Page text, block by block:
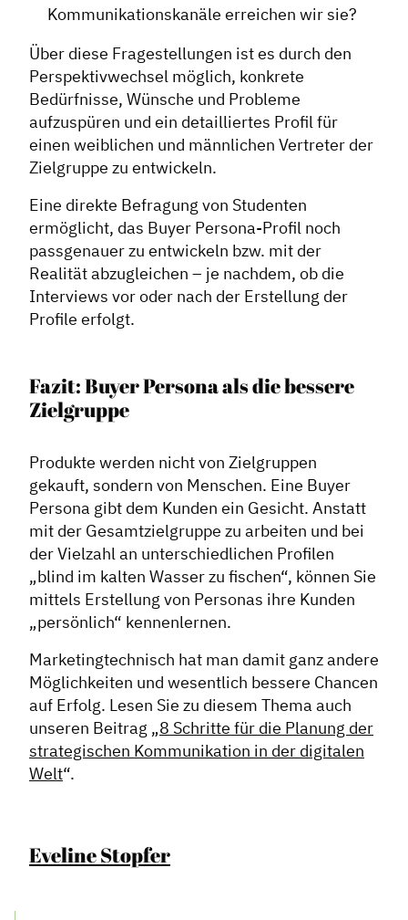
Kommunikationskanäle erreichen wir sie?
Über diese Fragestellungen ist es durch den
Perspektivwechsel möglich, konkrete
Bedürfnisse, Wünsche und Probleme
aufzuspüren und ein detailliertes Profil für
einen weiblichen und männlichen Vertreter der
Zielgruppe zu entwickeln.
Eine direkte Befragung von Studenten
ermöglicht, das Buyer Persona-Profil noch
passgenauer zu entwickeln bzw. mit der
Realität abzugleichen – je nachdem, ob die
Interviews vor oder nach der Erstellung der
Profile erfolgt.
Fazit: Buyer Persona als die bessere
Zielgruppe
Produkte werden nicht von Zielgruppen
gekauft, sondern von Menschen. Eine Buyer
Persona gibt dem Kunden ein Gesicht. Anstatt
mit der Gesamtzielgruppe zu arbeiten und bei
der Vielzahl an unterschiedlichen Profilen
„blind im kalten Wasser zu fischen“, können Sie
mittels Erstellung von Personas ihre Kunden
„persönlich“ kennenlernen.
Marketingtechnisch hat man damit ganz andere
Möglichkeiten und wesentlich bessere Chancen
auf Erfolg. Lesen Sie zu diesem Thema auch
unseren Beitrag „8 Schritte für die Planung der
strategischen Kommunikation in der digitalen
Welt“.
Eveline Stopfer